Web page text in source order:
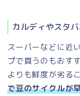
カルディやスタ
スーパーなどに近
プで買うのもおす
よりも鮮度が劣る
で豆のサイクルが